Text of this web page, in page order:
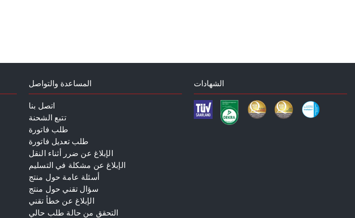
المساعدة والتواصل
اتصل بنا
تتبع الشحنة
طلب فاتورة
طلب تعديل فاتورة
الإبلاغ عن ضرر أثناء النقل
الإبلاغ عن مشكلة في التسليم
أسئلة عامة حول منتج
سؤال تقني حول منتج
الإبلاغ عن خطأ تقني
التحقق من حالة طلب حالي
الشهادات